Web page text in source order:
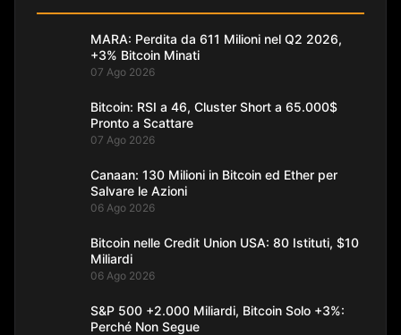
MARA: Perdita da 611 Milioni nel Q2 2026,
+3% Bitcoin Minati
07 Ago 2026
Bitcoin: RSI a 46, Cluster Short a 65.000$
Pronto a Scattare
07 Ago 2026
Canaan: 130 Milioni in Bitcoin ed Ether per
Salvare le Azioni
06 Ago 2026
Bitcoin nelle Credit Union USA: 80 Istituti, $10
Miliardi
06 Ago 2026
S&P 500 +2.000 Miliardi, Bitcoin Solo +3%:
Perché Non Segue